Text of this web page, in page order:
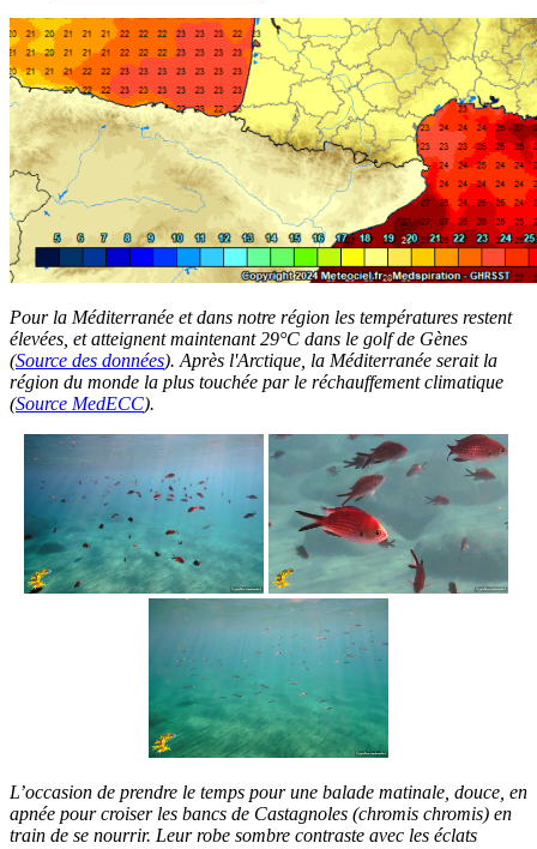
Pour la Méditerranée et dans notre région les températures restent
élevées, et atteignent maintenant 29°C dans le golf de Gènes
(Source des données). Après l'Arctique, la Méditerranée serait la
région du monde la plus touchée par le réchauffement climatique
(Source MedECC).
L’occasion de prendre le temps pour une balade matinale, douce, en
apnée pour croiser les bancs de Castagnoles (chromis chromis) en
train de se nourrir. Leur robe sombre contraste avec les éclats